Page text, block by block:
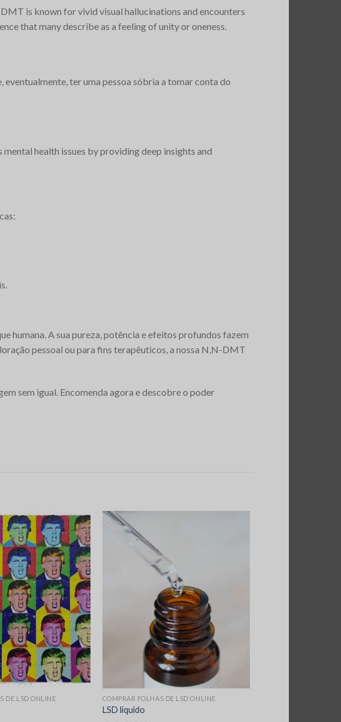
is known for vivid visual hallucinations and encounters
that many describe as a feeling of unity or oneness​.
ter uma pessoa sóbria a tomar conta do
health issues by providing deep insights and
humana. A sua pureza, potência e efeitos profundos fazem
pessoal ou para fins terapêuticos, a nossa N,N-DMT
sem igual. Encomenda agora e descobre o poder
DE LSD ONLINE COMPRAR FOLHAS DE LSD ONLINE
LSD líquido